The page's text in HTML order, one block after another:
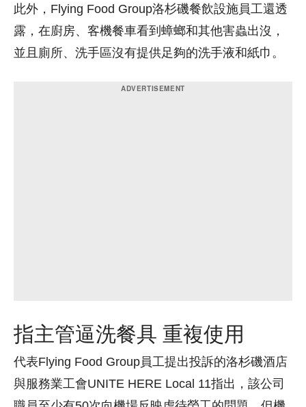
此外，Flying Food Group洛杉磯餐飲設施員工還透
露，在廚房、客機餐車看到蟑螂和其他害蟲出沒，
並且廁所、洗手區沒有提供足夠的洗手液和紙巾。
指主管逼洗餐具 重複使用
代表Flying Food Group員工提出投訴的洛杉磯酒店
與服務業工會UNITE HERE Local 11指出，該公司